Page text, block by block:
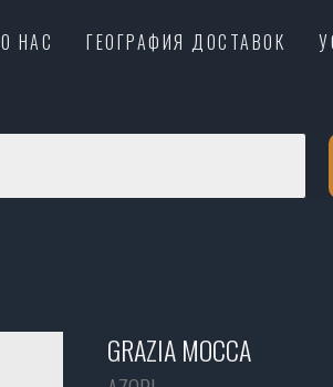
О НАС ГЕОГРАФИЯ ДОСТАВОК
GRAZIA MOCCA